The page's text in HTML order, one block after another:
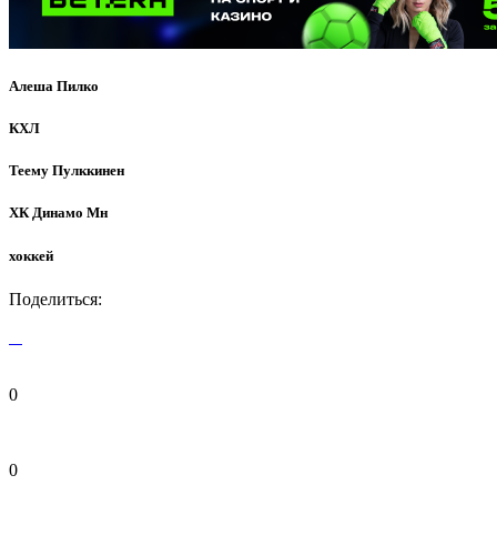
Алеша Пилко
КХЛ
Теему Пулккинен
ХК Динамо Мн
хоккей
Поделиться:
0
0